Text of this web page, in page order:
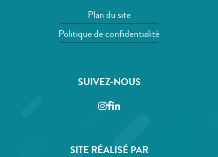
Plan du site
Politique de confidentialité
SUIVEZ-NOUS
Instagram
Facebook
LinkedIn
SITE RÉALISÉ PAR